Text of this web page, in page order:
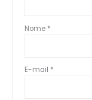
Nome *
E-mail *